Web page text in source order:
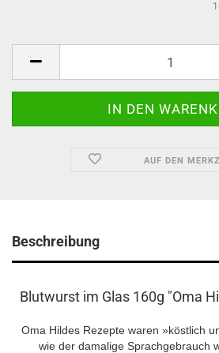
AUF DEN
Beschreibung
Blutwurst im Glas 160g "Oma
Oma Hildes Rezepte waren »köstlich
wie der damalige Sprachgebrauch